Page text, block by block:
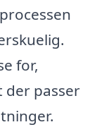
for,
passer